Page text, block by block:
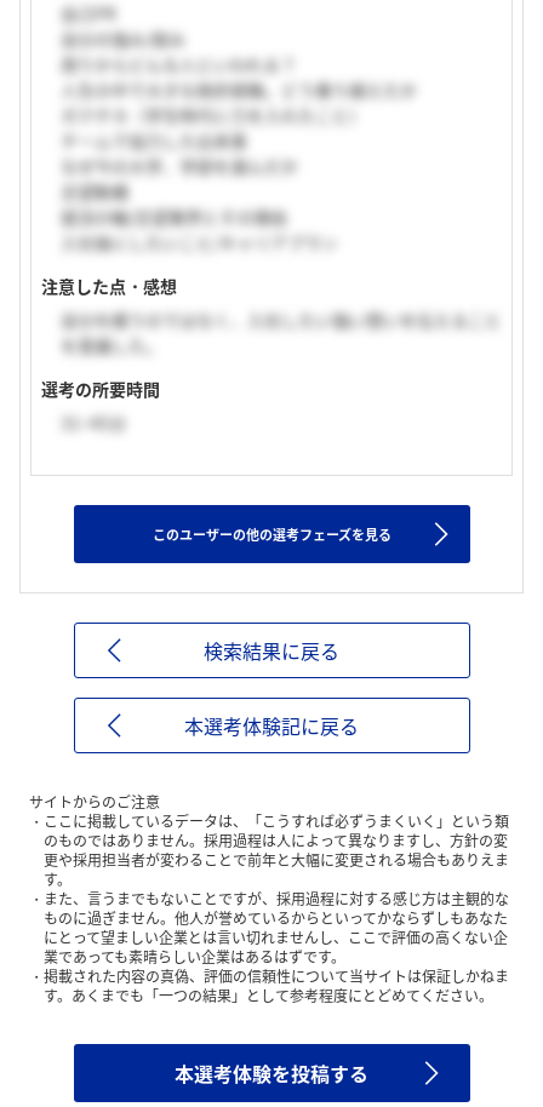
自己PR
自分の強み/弱み
周りからどんな人といわれる？
人生の中で大きな挫折経験。どう乗り越えたか
ガクチカ（学生時代に力を入れたこと）
チームで協力した出来事
なぜ今の大学、学部を選んだか
志望動機
就活の軸/志望業界とその理由
入社後にしたいこと/キャリアプラン
注意した点・感想
自分を繕うのではなく、入社したい強い想いを伝えること
を意識した。
選考の所要時間
31~45分
このユーザーの他の選考フェーズを見る
検索結果に戻る
本選考体験記に戻る
サイトからのご注意
ここに掲載しているデータは、「こうすれば必ずうまくいく」という類
のものではありません。採用過程は人によって異なりますし、方針の変
更や採用担当者が変わることで前年と大幅に変更される場合もありえま
す。
また、言うまでもないことですが、採用過程に対する感じ方は主観的な
ものに過ぎません。他人が誉めているからといってかならずしもあなた
にとって望ましい企業とは言い切れませんし、ここで評価の高くない企
業であっても素晴らしい企業はあるはずです。
掲載された内容の真偽、評価の信頼性について当サイトは保証しかねま
す。あくまでも「一つの結果」として参考程度にとどめてください。
本選考体験を投稿する